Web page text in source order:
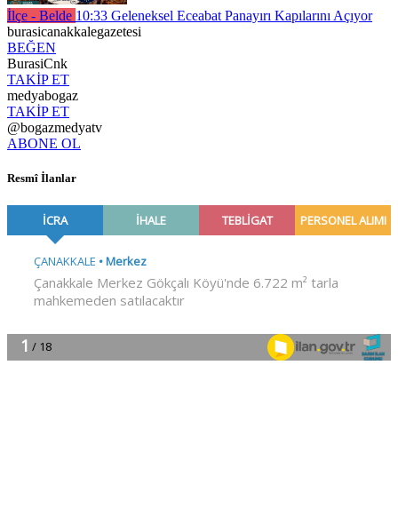
İlçe - Belde 10:33 Geleneksel Eceabat Panayırı Kapılarını Açıyor
burasicanakkalegazetesi
BEĞEN
BurasiCnk
TAKİP ET
medyabogaz
TAKİP ET
@bogazmedyatv
ABONE OL
Resmî İlanlar